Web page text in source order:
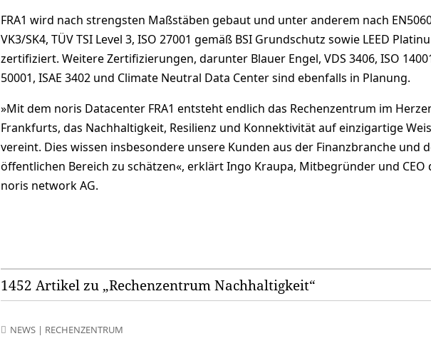
FRA1 wird nach strengsten Maßstäben gebaut und unter anderem nach
VK3/SK4, TÜV TSI Level 3, ISO 27001 gemäß BSI Grundschutz sowie LEED
zertifiziert. Weitere Zertifizierungen, darunter Blauer Engel, VDS 3406, ISO
50001, ISAE 3402 und Climate Neutral Data Center sind ebenfalls in Planung.
»Mit dem noris Datacenter FRA1 entsteht endlich das Rechenzentrum im
Frankfurts, das Nachhaltigkeit, Resilienz und Konnektivität auf einzigartige
vereint. Dies wissen insbesondere unsere Kunden aus der Finanzbranche und
öffentlichen Bereich zu schätzen«, erklärt Ingo Kraupa, Mitbegründer und CEO
noris network AG.
1452 Artikel zu „Rechenzentrum Nachhaltigkeit“
NEWS| RECHENZENTRUM